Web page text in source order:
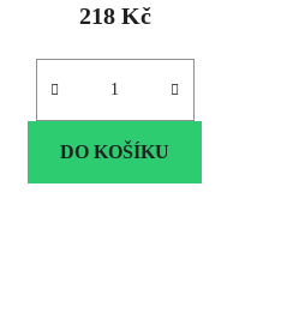
218 Kč
DO KOŠÍKU